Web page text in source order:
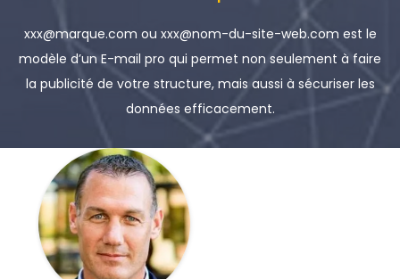
xxx@marque.com ou xxx@nom-du-site-web.com est le
modèle d’un E-mail pro qui permet non seulement à faire
la publicité de votre structure, mais aussi à sécuriser les
données efficacement.